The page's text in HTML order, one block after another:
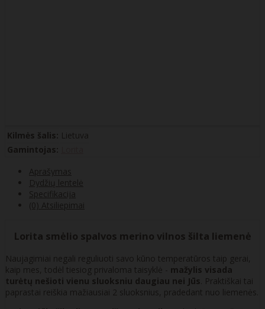
Kilmės šalis: Lietuva
Gamintojas:
Aprašymas
Dydžių lentelė
Specifikacija
(0) Atsiliepimai
Lorita smėlio spalvos merino vilnos šilta liemenė
Naujagimiai negali reguliuoti savo kūno temperatūros taip gerai,
kaip mes, todėl tiesiog privaloma taisyklė - mažylis visada
turėtų nešioti vienu sluoksniu daugiau nei Jūs . Praktiškai tai
paprastai reiškia mažiausiai 2 sluoksnius, pradedant nuo liemenės.